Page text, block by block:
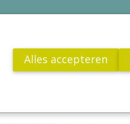
Alles accepteren